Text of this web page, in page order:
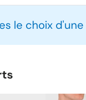
le choix d'une